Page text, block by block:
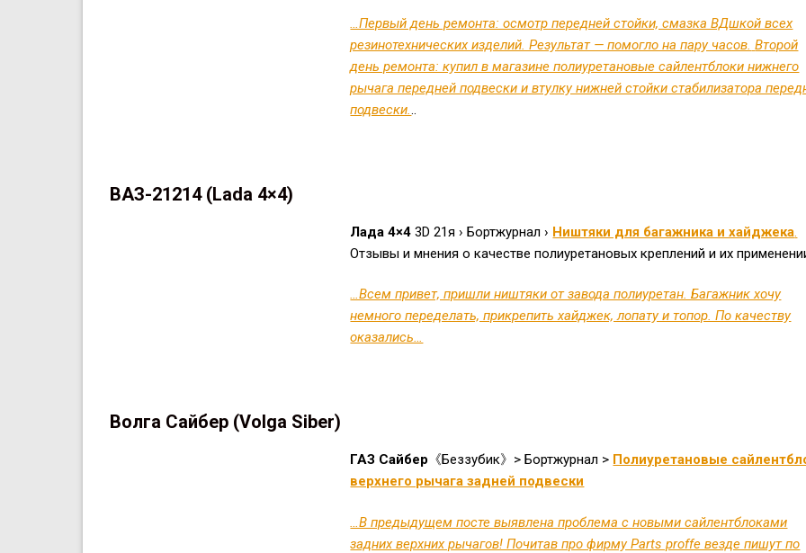
…Первый день ремонта: осмотр передней стойки, смазка ВДшкой всех
резинотехнических изделий. Результат — помогло на пару часов. Второй
день ремонта: купил в магазине полиуретановые сайлентблоки нижнего
рычага передней подвески и втулку нижней стойки стабилизатора
подвески...
ВАЗ-21214 (Lada 4×4)
Лада 4×4 3D 21я › Бортжурнал › Ништяки для багажника и хайджека.
Отзывы и мнения о качестве полиуретановых креплений и их
…Всем привет, пришли ништяки от завода полиуретан. Багажник хочу
немного переделать, прикрепить хайджек, лопату и топор. По качеству
оказались…
Волга Сайбер (Volga Siber)
ГАЗ Сайбер 《Беззубик》> Бортжурнал > Полиуретановые
верхнего рычага задней подвески
…В предыдущем посте выявлена проблема с новыми сайлентблоками
задних верхних рычагов! Почитав про фирму Parts proffe везде пишут по